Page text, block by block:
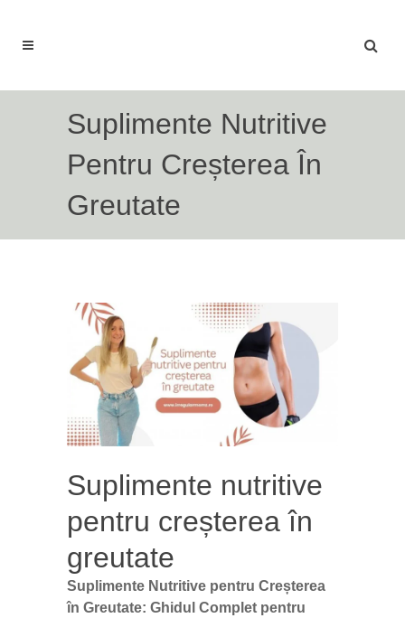
Suplimente Nutritive
Pentru Creșterea În
Greutate
Suplimente nutritive
pentru creșterea în
greutate
Suplimente Nutritive pentru Creșterea
în Greutate: Ghidul Complet pentru